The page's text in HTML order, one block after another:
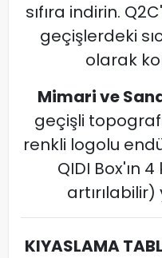
sıfıra indirin.
geçişlerdeki
olarak
Mimari ve
geçişli
renkli logolu
QIDI Box'ın
artırılabilir)
KIYASLAMA